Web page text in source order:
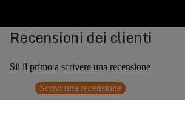
Recensioni dei clienti
Sii il primo a scrivere una recensione
Scrivi una recensione